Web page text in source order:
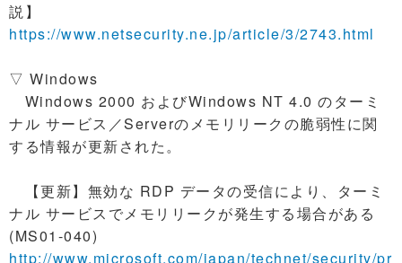
説】
https://www.netsecurity.ne.jp/article/3/2743.html
▽ Windows
Windows 2000 およびWindows NT 4.0 のターミ
ナル サービス／Serverのメモリリークの脆弱性に関
する情報が更新された。
【更新】無効な RDP データの受信により、ターミ
ナル サービスでメモリリークが発生する場合がある
(MS01-040)
http://www.microsoft.com/japan/technet/security/pr